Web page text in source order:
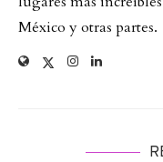
México y otras partes.